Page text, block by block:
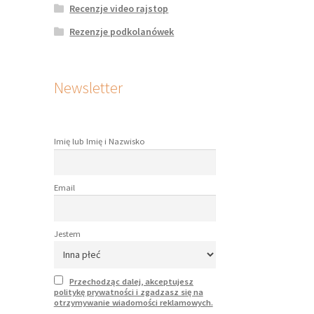
Recenzje video rajstop
Rezenzje podkolanówek
Newsletter
Imię lub Imię i Nazwisko
Email
Jestem
Przechodząc dalej, akceptujesz
politykę prywatności i zgadzasz się na
otrzymywanie wiadomości reklamowych.